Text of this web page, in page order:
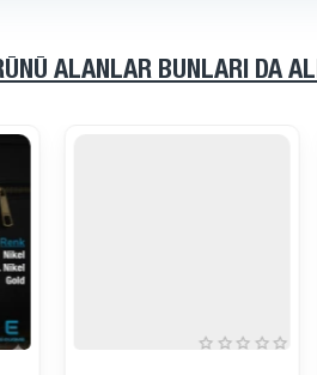
ALANLAR BUNLARI DA